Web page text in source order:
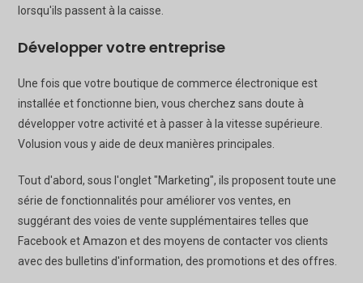
lorsqu'ils passent à la caisse.
Développer votre entreprise
Une fois que votre boutique de commerce électronique est
installée et fonctionne bien, vous cherchez sans doute à
développer votre activité et à passer à la vitesse supérieure.
Volusion vous y aide de deux manières principales.
Tout d'abord, sous l'onglet "Marketing", ils proposent toute une
série de fonctionnalités pour améliorer vos ventes, en
suggérant des voies de vente supplémentaires telles que
Facebook et Amazon et des moyens de contacter vos clients
avec des bulletins d'information, des promotions et des offres.